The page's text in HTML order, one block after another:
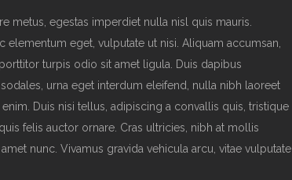
metus, egestas imperdiet nulla nisl quis mauris.
eget, vulputate ut nisi. Aliquam accumsan,
turpis odio sit amet ligula. Duis dapibus
urna eget interdum eleifend, nulla nibh laoreet
Duis nisi tellus, adipiscing a convallis quis, tristique
felis auctor ornare. Cras ultricies, nibh at mollis
nunc. Vivamus gravida vehicula arcu, vitae vulputate